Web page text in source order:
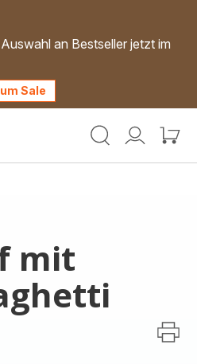
an Bestseller jetzt im
Sale
Mein
Mein
mit